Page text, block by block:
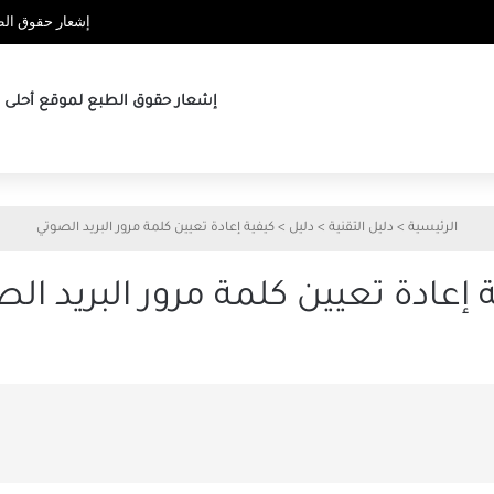
إشعار حقوق
إشعار حقوق الطبع لموقع أحلى
الرئيسية > دليل التقنية > دليل > كيفية إعادة تعيين كلمة مرور البريد الصوتي
إعادة تعيين كلمة مرور البريد